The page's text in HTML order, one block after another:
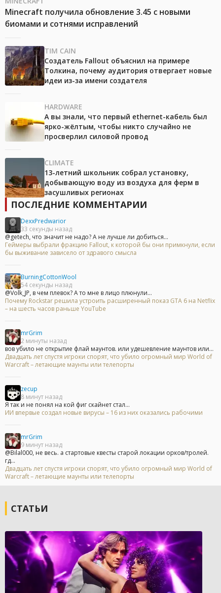
Minecraft получила обновление 3.45 с новыми
биомами и сотнями исправлений
TIM CAIN
Создатель Fallout объяснил на примере
Толкина, почему аудитория отвергает новые
идеи из-за имени создателя
HARDWARE
А вы знали, что первый ethernet-кабель был
ярко-жёлтым, чтобы никто случайно не
просверлил силовой провод
CLIMATE
13-летний школьник собрал установку,
добывающую воду из воздуха для ферм в
засушливых регионах
ПОСЛЕДНИЕ КОММЕНТАРИИ
DexxPredwarior
33 секунды назад
@getech, что значит не надо? А не лучше ли добиться...
Геймеры выбрали фракцию Fallout, к которой бы они примкнули, если
бы выживание зависело от здравого смысла
BurningCottonWool
54 секунды назад
@Volk_JP, в чем плевок? А то мне в лицо плюнули...
Почему Rockstar решила устроить расширенный показ GTA 6 на Netflix
– на шесть часов раньше YouTube
mrGrim
2 минуты назад
вов убило не открытие флай маунтов. или удешевление маунтов или...
Двадцать лет спустя игроки спорят, что убило огромный мир World of
Warcraft – летающие маунты или телепорты
zecup
8 минут назад
Я так и не понял на кой фиг скайнет стал...
ИИ впервые создал новые вирусы – 16 из них оказались рабочими
mrGrim
9 минут назад
@Bilal000, не весь. а стартовые квесты старой локации орков/тролей.
гд...
Двадцать лет спустя игроки спорят, что убило огромный мир World of
Warcraft – летающие маунты или телепорты
СТАТЬИ